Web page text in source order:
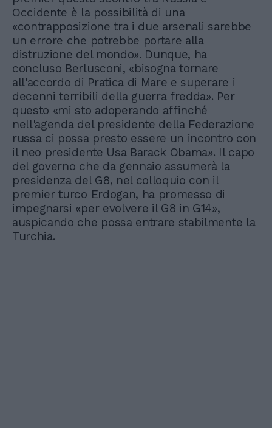
Occidente è la possibilità di una
«contrapposizione tra i due arsenali sarebbe
un errore che potrebbe portare alla
distruzione del mondo». Dunque, ha
concluso Berlusconi, «bisogna tornare
all'accordo di Pratica di Mare e superare i
decenni terribili della guerra fredda». Per
questo «mi sto adoperando affinché
nell'agenda del presidente della Federazione
russa ci possa presto essere un incontro con
il neo presidente Usa Barack Obama». Il capo
del governo che da gennaio assumerà la
presidenza del G8, nel colloquio con il
premier turco Erdogan, ha promesso di
impegnarsi «per evolvere il G8 in G14»,
auspicando che possa entrare stabilmente la
Turchia.